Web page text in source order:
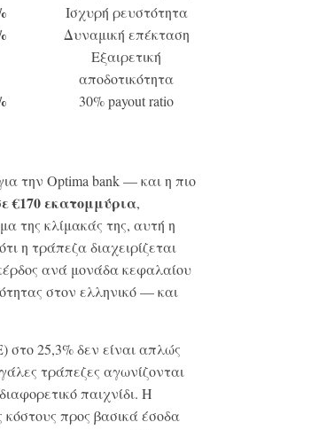
Ισχυρή ρευστότητα
Δυναμική επέκταση
Εξαιρετική
αποδοτικότητα
30% payout ratio
την Optima bank — και η πιο
€170 εκατομμύρια,
της κλίμακάς της, αυτή η
η τράπεζα διαχειρίζεται
ανά μονάδα κεφαλαίου
στον ελληνικό — και
στο 25,3% δεν είναι απλώς
τράπεζες αγωνίζονται
παιχνίδι. Η
κόστους προς βασικά έσοδα